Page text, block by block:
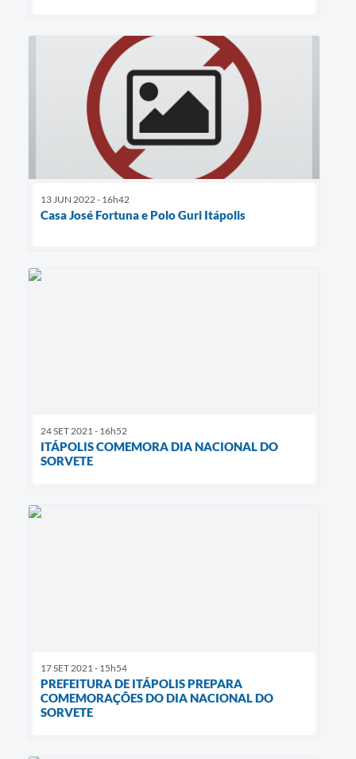
13 JUN 2022 - 16h42
Casa José Fortuna e Polo Guri Itápolis
24 SET 2021 - 16h52
ITÁPOLIS COMEMORA DIA NACIONAL DO
SORVETE
17 SET 2021 - 15h54
PREFEITURA DE ITÁPOLIS PREPARA
COMEMORAÇÕES DO DIA NACIONAL DO
SORVETE